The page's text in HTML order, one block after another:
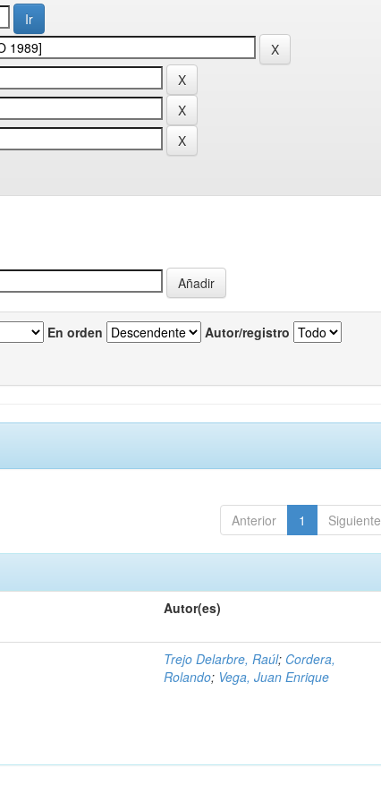
En orden Autor/registro
Anterior 1 Siguiente
Autor(es)
Trejo Delarbre, Raúl; Cordera,
Rolando; Vega, Juan Enrique